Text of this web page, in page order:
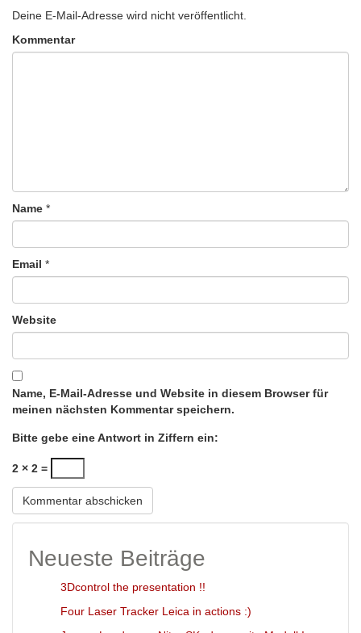
Deine E-Mail-Adresse wird nicht veröffentlicht.
Kommentar
Name *
Email *
Website
Name, E-Mail-Adresse und Website in diesem Browser für
meinen nächsten Kommentar speichern.
Bitte gebe eine Antwort in Ziffern ein:
2 × 2 =
Neueste Beiträge
3Dcontrol the presentation !!
Four Laser Tracker Leica in actions :)